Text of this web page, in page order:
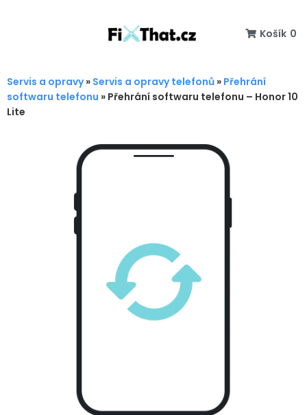
Košík 0
Servis a opravy» Servis a opravy telefonů » Přehrání
softwaru telefonu » Přehrání softwaru telefonu – Honor 10
Lite